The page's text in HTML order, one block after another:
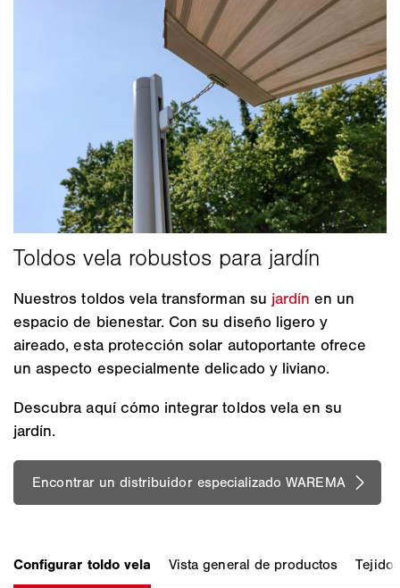
Nuestros toldos vela transforman su jardín en un
espacio de bienestar. Con su diseño ligero y
aireado, esta protección solar autoportante ofrece
un aspecto especialmente delicado y liviano.
Descubra aquí cómo integrar toldos vela en su
jardín.